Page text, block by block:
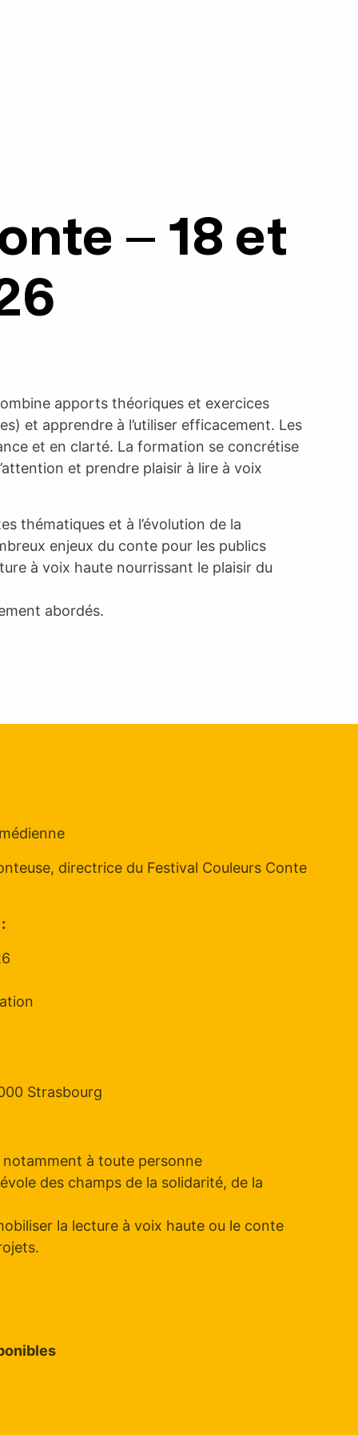
– 18 et
apports théoriques et exercices
et apprendre à l’utiliser efficacement. Les
et en clarté. La formation se concrétise
et prendre plaisir à lire à voix
thématiques et à l’évolution de la
enjeux du conte pour les publics
à voix haute nourrissant le plaisir du
abordés.
directrice du Festival Couleurs Conte
Strasbourg
notamment à toute personne
des champs de la solidarité, de la
la lecture à voix haute ou le conte